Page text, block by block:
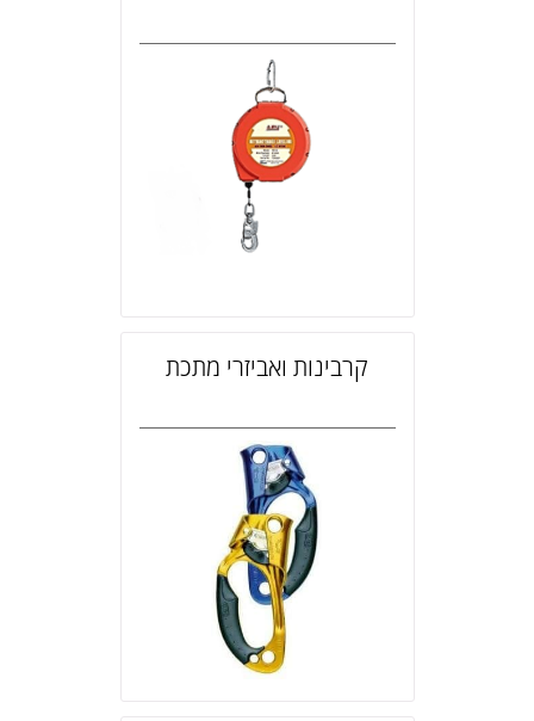
קרבינות ואביזרי מתכת